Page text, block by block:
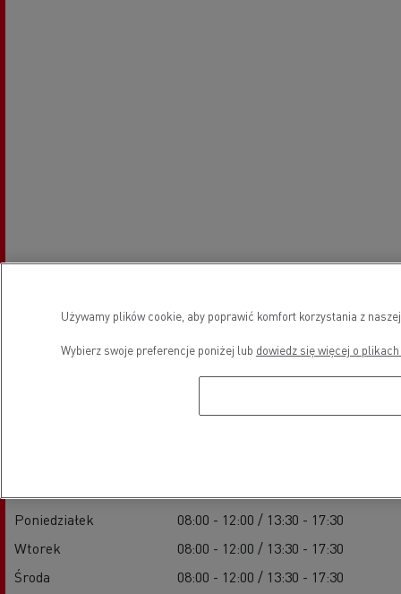
Godziny otwarcia
Poniedziałek
08:00 - 12:00 / 13:30 - 17:30
Wtorek
08:00 - 12:00 / 13:30 - 17:30
Środa
08:00 - 12:00 / 13:30 - 17:30
Używamy plików cookie, aby poprawić komfort korzystania z
Wybierz swoje preferencje poniżej lub dowiedz się więcej o